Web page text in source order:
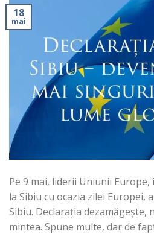
18
mai
Pe 9 mai, liderii Uniunii
la Sibiu cu ocazia zilei Europei,
Sibiu. Declarația dezamăgește,
mintea. Spune multe, dar de